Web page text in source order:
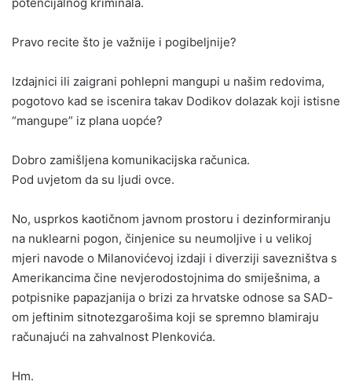
Pravo recite što je važnije i pogibeljnije?
Izdajnici ili zaigrani pohlepni mangupi u našim redovima,
pogotovo kad se iscenira takav Dodikov dolazak koji istisne
“mangupe” iz plana uopće?
Dobro zamišljena komunikacijska računica.
Pod uvjetom da su ljudi ovce.
No, usprkos kaotičnom javnom prostoru i dezinformiranju
na nuklearni pogon, činjenice su neumoljive i u velikoj
mjeri navode o Milanovićevoj izdaji i diverziji savezništva s
Amerikancima čine nevjerodostojnima do smiješnima, a
potpisnike papazjanija o brizi za hrvatske odnose sa SAD-
om jeftinim sitnotezgarošima koji se spremno blamiraju
računajući na zahvalnost Plenkovića.
Hm.